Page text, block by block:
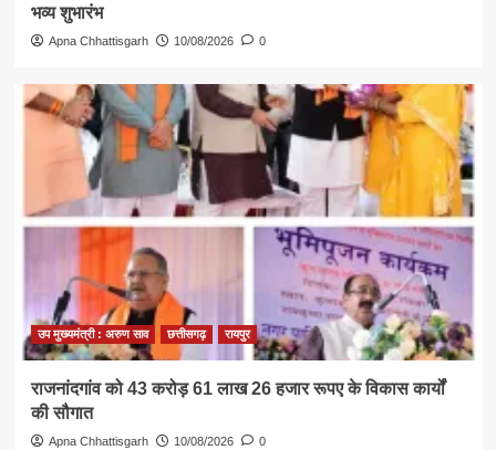
भव्य शुभारंभ
Apna Chhattisgarh 10/08/2026 0
उप मुख्यमंत्री : अरुण साव छत्तीसगढ़ रायपुर
राजनांदगांव को 43 करोड़ 61 लाख 26 हजार रूपए के विकास कार्यों
की सौगात
Apna Chhattisgarh 10/08/2026 0